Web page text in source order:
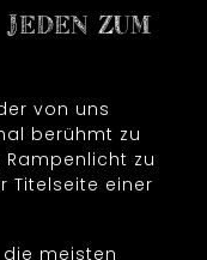
ZUM
von uns
berühmt zu
zu
Titelseite einer
meisten